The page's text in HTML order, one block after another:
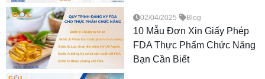
02/04/2025 Blog
10 Mẫu Đơn Xin Giấy Phép
FDA Thực Phẩm Chức Năng
Bạn Cần Biết